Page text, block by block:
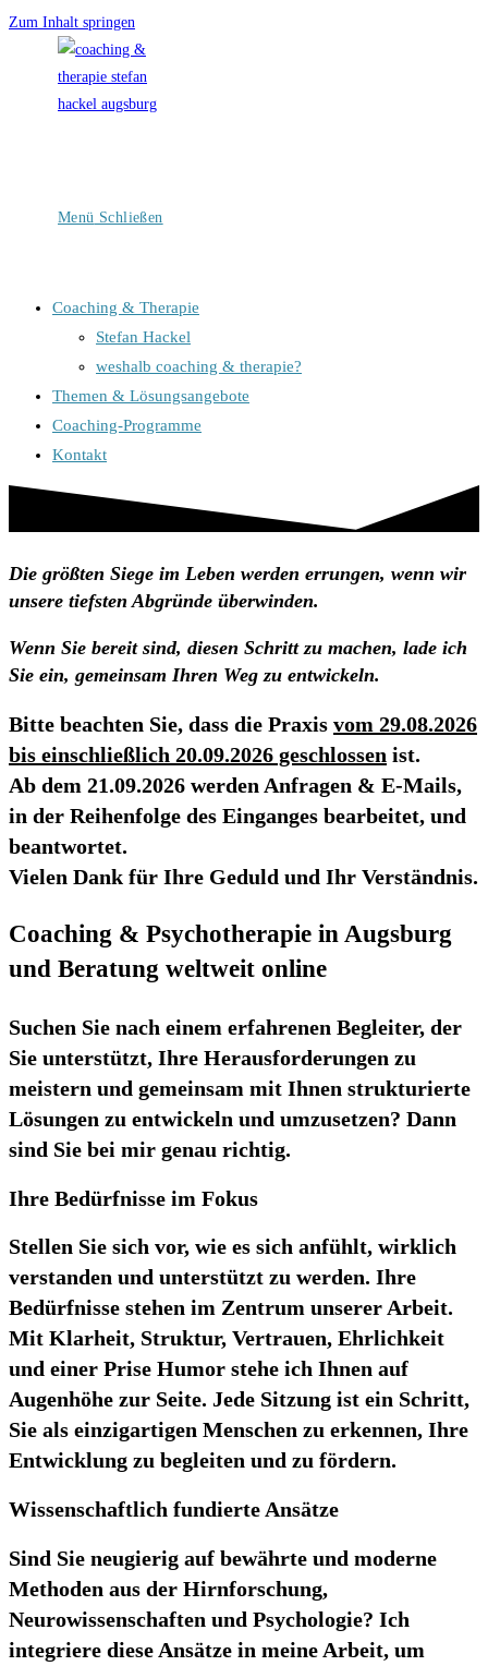
Zum Inhalt springen
Menü Schließen
Coaching & Therapie
Stefan Hackel
weshalb coaching & therapie?
Themen & Lösungsangebote
Coaching-Programme
Kontakt
Die größten Siege im Leben werden errungen, wenn wir
unsere tiefsten Abgründe überwinden.
Wenn Sie bereit sind, diesen Schritt zu machen, lade ich
Sie ein, gemeinsam Ihren Weg zu entwickeln.
Bitte beachten Sie, dass die Praxis vom 29.08.2026
bis einschließlich 20.09.2026 geschlossen ist.
Ab dem 21.09.2026 werden Anfragen & E-Mails,
in der Reihenfolge des Einganges bearbeitet, und
beantwortet.
Vielen Dank für Ihre Geduld und Ihr Verständnis.
Coaching & Psychotherapie in Augsburg
und Beratung weltweit online
Suchen Sie nach einem erfahrenen Begleiter, der
Sie unterstützt, Ihre Herausforderungen zu
meistern und gemeinsam mit Ihnen strukturierte
Lösungen zu entwickeln und umzusetzen? Dann
sind Sie bei mir genau richtig.
Ihre Bedürfnisse im Fokus
Stellen Sie sich vor, wie es sich anfühlt, wirklich
verstanden und unterstützt zu werden. Ihre
Bedürfnisse stehen im Zentrum unserer Arbeit.
Mit Klarheit, Struktur, Vertrauen, Ehrlichkeit
und einer Prise Humor stehe ich Ihnen auf
Augenhöhe zur Seite. Jede Sitzung ist ein Schritt,
Sie als einzigartigen Menschen zu erkennen, Ihre
Entwicklung zu begleiten und zu fördern.
Wissenschaftlich fundierte Ansätze
Sind Sie neugierig auf bewährte und moderne
Methoden aus der Hirnforschung,
Neurowissenschaften und Psychologie? Ich
integriere diese Ansätze in meine Arbeit, um